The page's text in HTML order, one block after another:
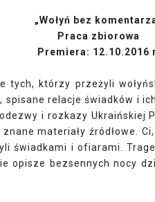
„Wołyń bez
Praca zbiorowa
Premiera: 12.10.2016
tych, którzy przeżyli
relacje świadków i
i rozkazy Ukraińskiej
materiały źródłowe.
świadkami i ofiarami.
opisze bezsennych nocy